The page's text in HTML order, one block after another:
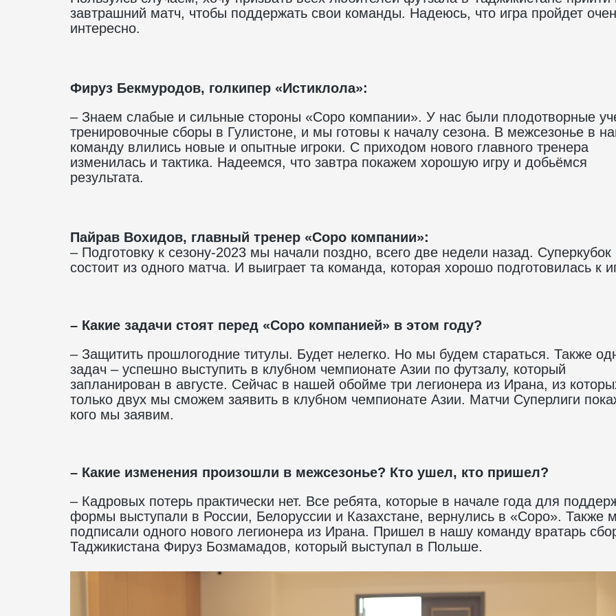
завтрашний матч, чтобы поддержать свои команды. Надеюсь, что игра пройдет
интересно.
Фируз Бекмуродов, голкипер «Истиклола»:
– Знаем слабые и сильные стороны «Соро компании». У нас были плодотворные
тренировочные сборы в Гулистоне, и мы готовы к началу сезона. В межсезонье в
команду влились новые и опытные игроки. С приходом нового главного тренера
изменилась и тактика. Надеемся, что завтра покажем хорошую игру и добьёмся
результата.
Пайрав Вохидов, главный тренер «Соро компании»:
– Подготовку к сезону-2023 мы начали поздно, всего две недели назад. Суперкубок
состоит из одного матча. И выиграет та команда, которая хорошо подготовилась к
– Какие задачи стоят перед «Соро компанией» в этом году?
– Защитить прошлогодние титулы. Будет нелегко. Но мы будем стараться. Также
задач – успешно выступить в клубном чемпионате Азии по футзалу, который
запланирован в августе. Сейчас в нашей обойме три легионера из Ирана, из
только двух мы сможем заявить в клубном чемпионате Азии. Матчи Суперлиги
кого мы заявим.
– Какие изменения произошли в межсезонье? Кто ушел, кто пришел?
– Кадровых потерь практически нет. Все ребята, которые в начале года для
формы выступали в России, Белоруссии и Казахстане, вернулись в «Соро». Также
подписали одного нового легионера из Ирана. Пришел в нашу команду вратарь
Таджикистана Фируз Бозмамадов, который выступал в Польше.